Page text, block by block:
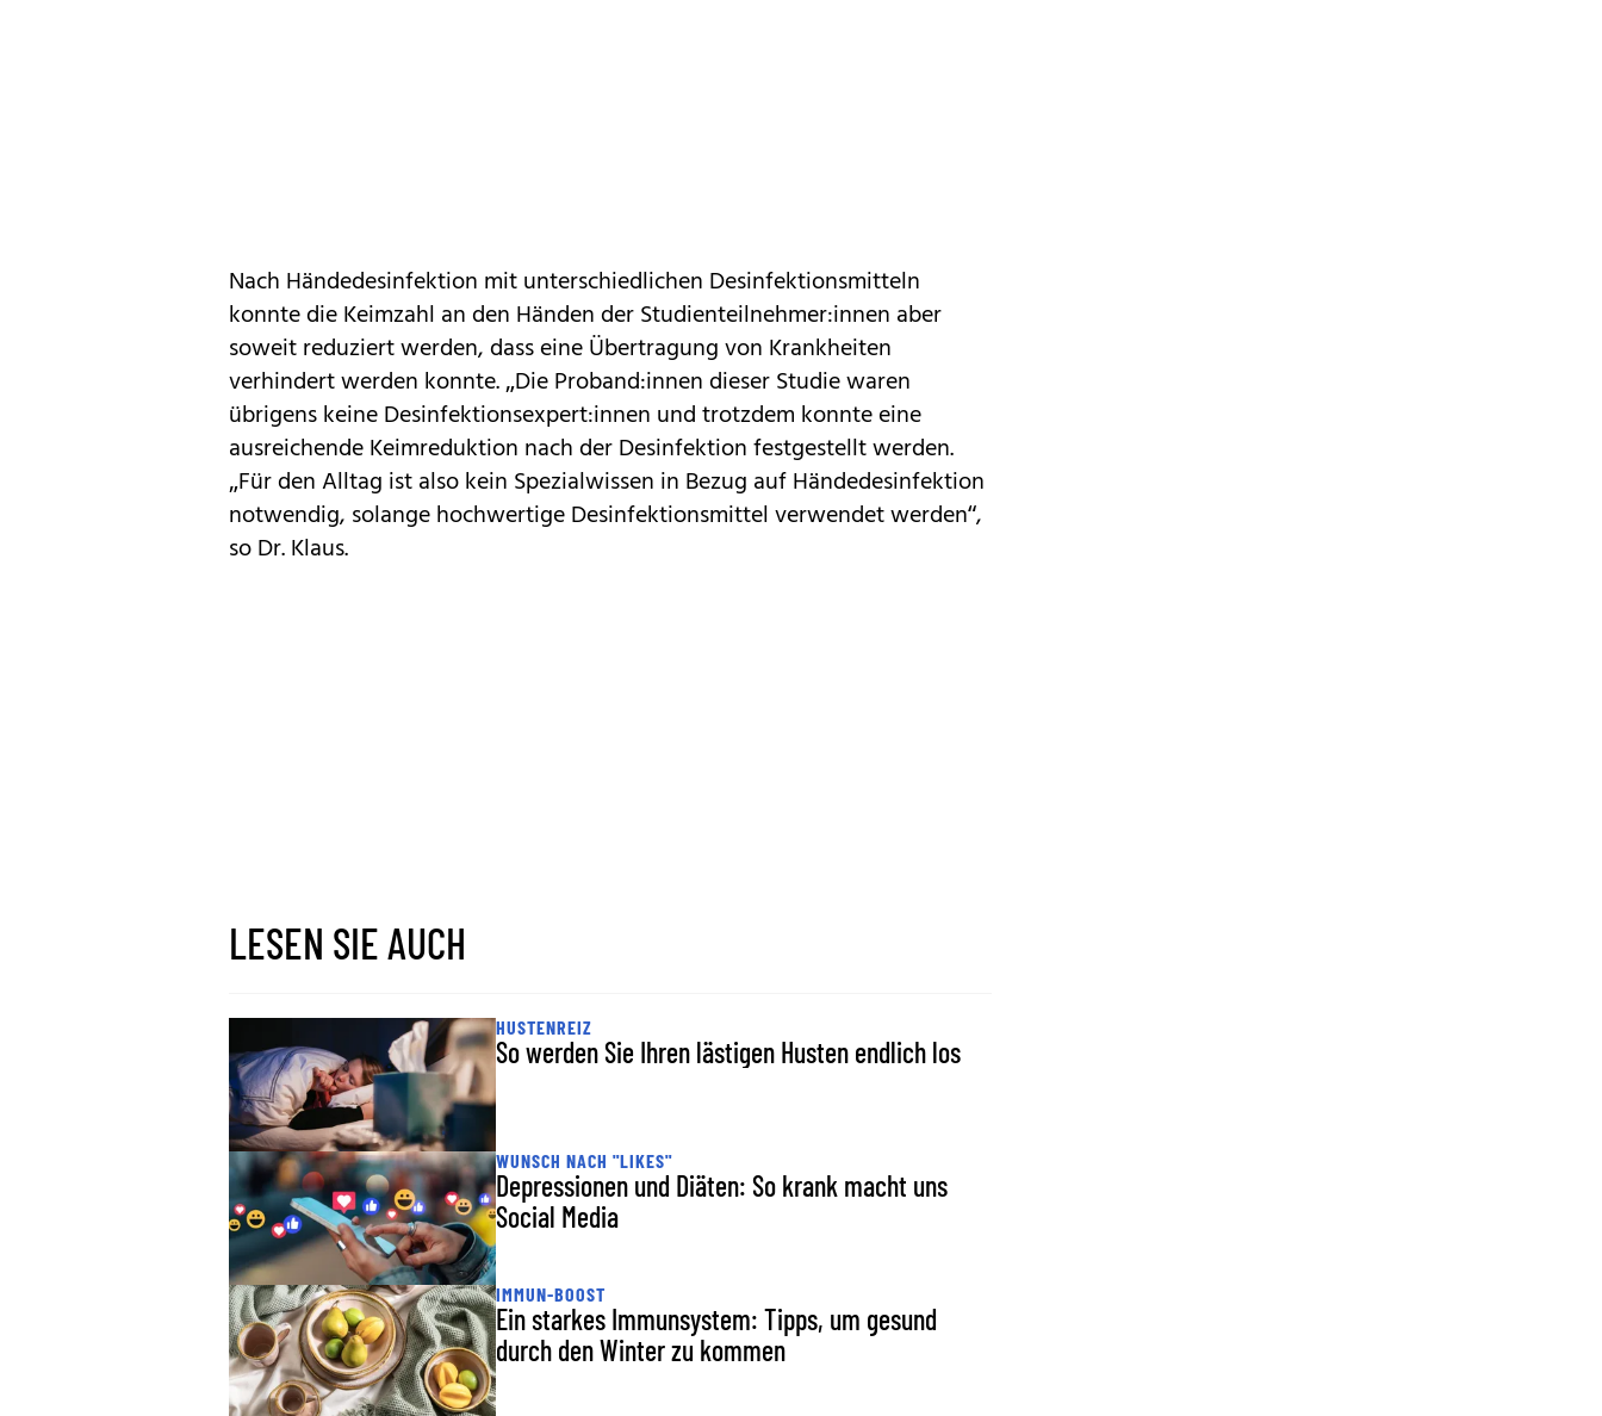
Nach Händedesinfektion mit unterschiedlichen Desinfektionsmitteln
konnte die Keimzahl an den Händen der Studienteilnehmer:innen aber
soweit reduziert werden, dass eine Übertragung von Krankheiten
verhindert werden konnte. „Die Proband:innen dieser Studie waren
übrigens keine Desinfektionsexpert:innen und trotzdem konnte eine
ausreichende Keimreduktion nach der Desinfektion festgestellt werden.
„Für den Alltag ist also kein Spezialwissen in Bezug auf Händedesinfektion
notwendig, solange hochwertige Desinfektionsmittel verwendet werden“,
so Dr. Klaus.
LESEN SIE AUCH
HUSTENREIZ
So werden Sie Ihren lästigen Husten endlich los
WUNSCH NACH "LIKES"
Depressionen und Diäten: So krank macht uns
Social Media
IMMUN-BOOST
Ein starkes Immunsystem: Tipps, um gesund
durch den Winter zu kommen